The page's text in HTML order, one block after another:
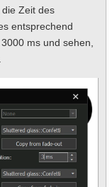
Zeit des
entsprechend
ms und sehen,